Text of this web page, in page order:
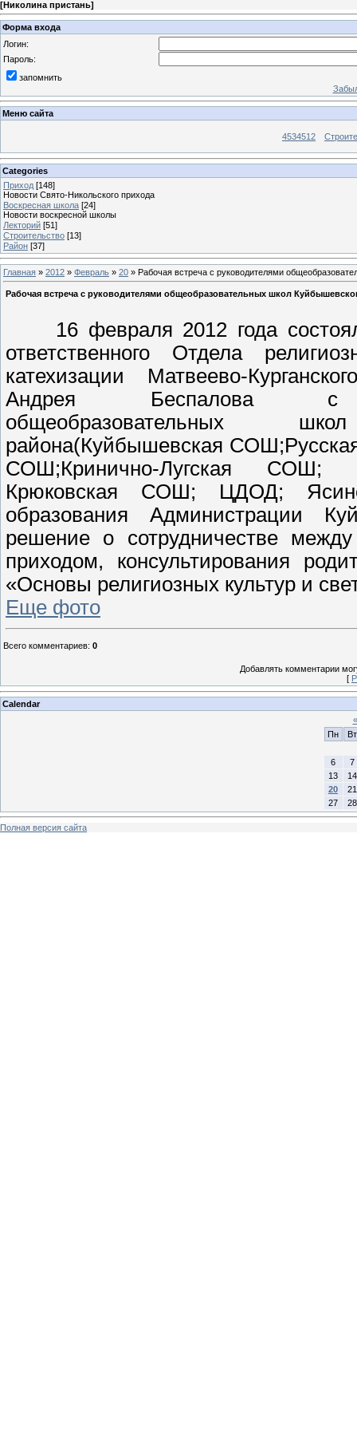
[Николина пристань]
Форма входа
Логин:
Пароль:
запомнить
Меню сайта
4534512
Categories
Приход [148]
Новости Свято-Никольского прихода
Воскресная школа [24]
Новости воскресной школы
Лекторий [51]
Строительство [13]
Район [37]
Главная » 2012 » Февраль » 20 » Рабочая встреча с руководителями
Рабочая встреча с руководителями общеобразовательных школ
16 февраля 2012 года
ответственного Отдела
катехизации Матвеево-
Андрея Беспалова с
общеобразовательных
района(Куйбышевская
СОШ;Кринично-Лугская СОШ;
Крюковская СОШ; ЦДОД;
образования Администрации
решение о сотрудничестве
приходом, консультирования
«Основы религиозных культур и
Еще фото
Всего комментариев: 0
Добавлять комментарии
[
Calendar
«
Пн
Вт
6
7
13
14
20
21
27
28
Полная версия сайта